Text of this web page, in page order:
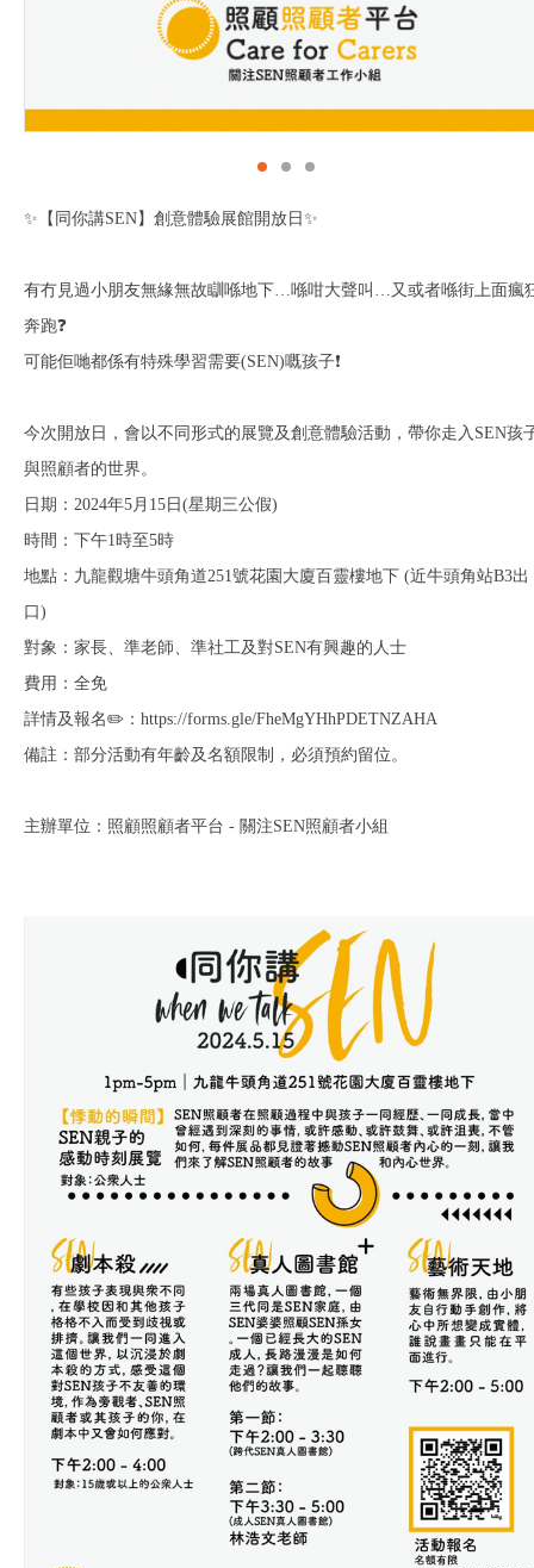
✨【同你講SEN】創意體驗展館開放日✨
有冇見過小朋友無緣無故瞓喺地下…喺咁大聲叫…又或者喺街上面瘋
奔跑❓
可能佢哋都係有特殊學習需要(SEN)嘅孩子❗
今次開放日，會以不同形式的展覽及創意體驗活動，帶你走入SEN孩
與照顧者的世界。
日期：2024年5月15日(星期三公假)
時間：下午1時至5時
地點：九龍觀塘牛頭角道251號花園大廈百靈樓地下 (近牛頭角站B3出
口)
對象：家長、準老師、準社工及對SEN有興趣的人士
費用：全免
詳情及報名✏️：https://forms.gle/FheMgYHhPDETNZAHA
備註：部分活動有年齡及名額限制，必須預約留位。
主辦單位：照顧照顧者平台 - 關注SEN照顧者小組